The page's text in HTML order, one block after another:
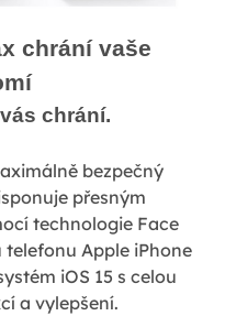
chrání vaše
chrání.
bezpečný
přesným
technologie Face
Apple iPhone
iOS 15 s celou
a vylepšení.